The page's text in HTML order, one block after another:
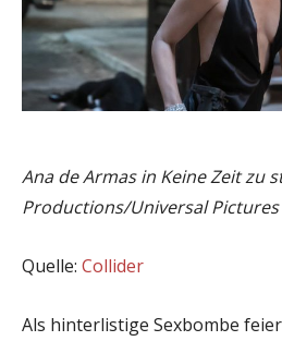
Ana de Armas in Keine Zeit zu
Productions/Universal
Quelle: Collider
Als hinterlistige Sexbombe